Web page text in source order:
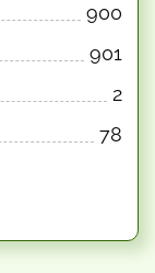
900
901
2
78